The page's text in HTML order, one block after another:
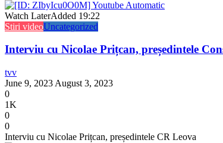
Watch LaterAdded 19:22
Stiri videoUncategorized
Interviu cu Nicolae Prițcan, președintele
tvv
June 9, 2023 August 3, 2023
0
1K
0
0
Interviu cu Nicolae Prițcan, președintele CR Leova